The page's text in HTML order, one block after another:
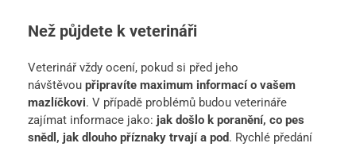
Než půjdete k veterináři
Veterinář vždy ocení, pokud si před jeho
návštěvou připravíte maximum informací o vašem
mazlíčkovi. V případě problémů budou veterináře
zajímat informace jako: jak došlo k poranění, co pes
snědl, jak dlouho příznaky trvají a pod. Rychlé předání